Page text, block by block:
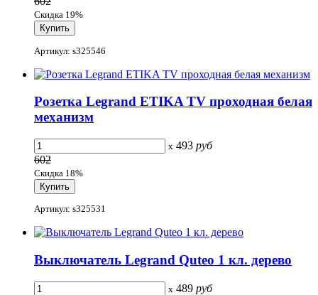
Скидка 19%
Артикул: s325546
Розетка Legrand ETIKA TV проходная белая
механизм
x 493 руб
602
Скидка 18%
Артикул: s325531
Выключатель Legrand Quteo 1 кл. дерево
x 489 руб